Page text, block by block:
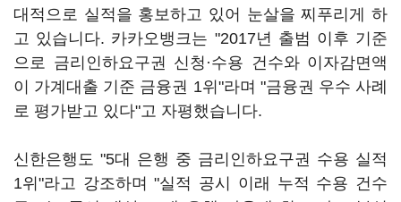
대적으로 실적을 홍보하고 있어 눈살을 찌푸리게 하
고 있습니다. 카카오뱅크는 "2017년 출범 이후 기준
으로 금리인하요구권 신청·수용 건수와 이자감면액
이 가계대출 기준 금융권 1위"라며 "금융권 우수 사례
로 평가받고 있다"고 자평했습니다.
신한은행도 "5대 은행 중 금리인하요구권 수용 실적
1위"라고 강조하며 "실적 공시 이래 누적 수용 건수